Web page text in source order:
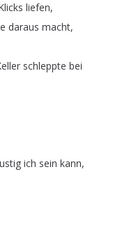
liefen,
daraus macht,
schleppte bei
ich sein kann,